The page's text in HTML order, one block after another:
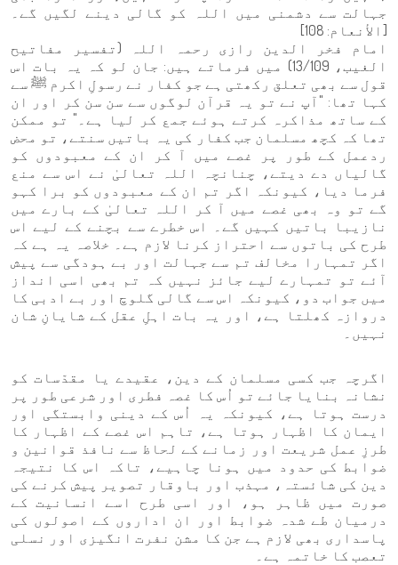
جہالت سے دشمنی میں اللہ کو گالی دینے لگیں گے۔
[الأنعام: 108]
امام فخر الدین رازی رحمہ اللہ (تفسیر مفاتيح
الغيب، 13/109) میں فرماتے ہیں: جان لو کہ یہ بات اس
قول سے بھی تعلق رکھتی ہے جو کفار نے رسولِ اکرم ﷺ سے
کہا تھا: "آپ نے تو یہ قرآن لوگوں سے سن سن کر اور ان
کے ساتھ مذاکرہ کرتے ہوئے جمع کر لیا ہے۔" تو ممکن
تھا کہ کچھ مسلمان جب کفار کی یہ باتیں سنتے، تو محض
ردعمل کے طور پر غصے میں آ کر ان کے معبودوں کو
گالیاں دے دیتے، چنانچہ اللہ تعالیٰ نے اس سے منع
فرما دیا، کیونکہ اگر تم ان کے معبودوں کو برا کہو
گے تو وہ بھی غصے میں آ کر اللہ تعالیٰ کے بارے میں
نازیبا باتیں کہیں گے۔ اس خطرے سے بچنے کے لیے اس
طرح کی باتوں سے احتراز کرنا لازم ہے۔ خلاصہ یہ ہے کہ
اگر تمہارا مخالف تم سے جہالت اور بے ہودگی سے پیش
آئے تو تمہارے لیے جائز نہیں کہ تم بھی اسی انداز
میں جواب دو، کیونکہ اس سے گالی گلوچ اور بے ادبی کا
دروازہ کھلتا ہے، اور یہ بات اہلِ عقل کے شایانِ شان
نہیں۔
اگرچہ جب کسی مسلمان کے دین، عقیدے یا مقدّسات کو
نشانہ بنایا جائے تو اُس کا غصہ فطری اور شرعی طور پر
درست ہوتا ہے، کیونکہ یہ اُس کے دینی وابستگی اور
ایمان کا اظہار ہوتا ہے، تاہم اس غصے کے اظہار کا
طرزِ عمل شریعت اور زمانے کے لحاظ سے نافذ قوانین و
ضوابط کی حدود میں ہونا چاہیے، تاکہ اس کا نتیجہ
دین کی شائستہ، مہذب اور باوقار تصویر پیش کرنے کی
صورت میں ظاہر ہو، اور اسی طرح اسے انسانیت کے
درمیان طے شدہ ضوابط اور ان اداروں کے اصولوں کی
پاسداری بھی لازم ہے جن کا مشن نفرت انگیزی اور نسلی
تعصب کا خاتمہ ہے۔